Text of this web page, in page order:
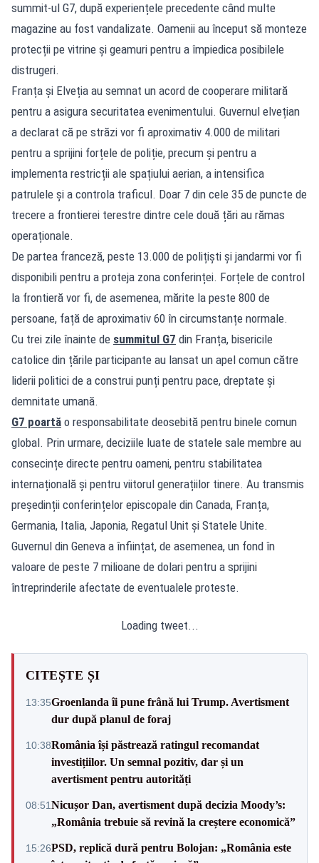
summit-ul G7, după experiențele precedente când multe
magazine au fost vandalizate. Oamenii au început să monteze
protecții pe vitrine și geamuri pentru a împiedica posibilele
distrugeri.
Franța și Elveția au semnat un acord de cooperare militară
pentru a asigura securitatea evenimentului. Guvernul elvețian
a declarat că pe străzi vor fi aproximativ 4.000 de militari
pentru a sprijini forțele de poliție, precum și pentru a
implementa restricții ale spațiului aerian, a intensifica
patrulele și a controla traficul. Doar 7 din cele 35 de puncte de
trecere a frontierei terestre dintre cele două țări au rămas
operaționale.
De partea franceză, peste 13.000 de polițiști și jandarmi vor fi
disponibili pentru a proteja zona conferinței. Forțele de control
la frontieră vor fi, de asemenea, mărite la peste 800 de
persoane, față de aproximativ 60 în circumstanțe normale.
Cu trei zile înainte de summitul G7 din Franța, bisericile
catolice din țările participante au lansat un apel comun către
liderii politici de a construi punți pentru pace, dreptate și
demnitate umană.
G7 poartă o responsabilitate deosebită pentru binele comun
global. Prin urmare, deciziile luate de statele sale membre au
consecințe directe pentru oameni, pentru stabilitatea
internațională și pentru viitorul generațiilor tinere. Au transmis
președinții conferințelor episcopale din Canada, Franța,
Germania, Italia, Japonia, Regatul Unit și Statele Unite.
Guvernul din Geneva a înființat, de asemenea, un fond în
valoare de peste 7 milioane de dolari pentru a sprijini
întreprinderile afectate de eventualele proteste.
Loading tweet...
CITEȘTE ȘI
13:35Groenlanda îi pune frână lui Trump. Avertisment
dur după planul de foraj
10:38România își păstrează ratingul recomandat
investițiilor. Un semnal pozitiv, dar și un
avertisment pentru autorități
08:51Nicușor Dan, avertisment după decizia Moody’s:
„România trebuie să revină la creștere economică”
15:26PSD, replică dură pentru Bolojan: „România este